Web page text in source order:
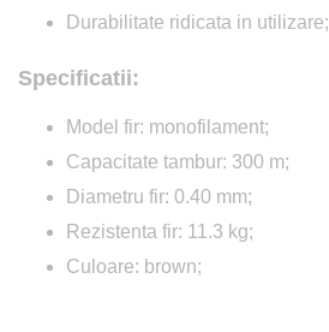
Durabilitate ridicata in utilizare;
Specificatii:
Model fir: monofilament;
Capacitate tambur: 300 m;
Diametru fir: 0.40 mm;
Rezistenta fir: 11.3 kg;
Culoare: brown;